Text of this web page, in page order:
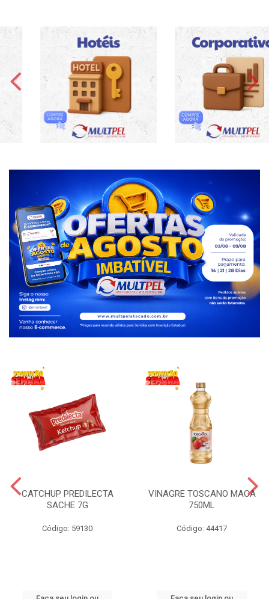
CATCHUP PREDILECTA
SACHE 7G
Código: 59130
VINAGRE TOSCANO MACA
750ML
Código: 44417